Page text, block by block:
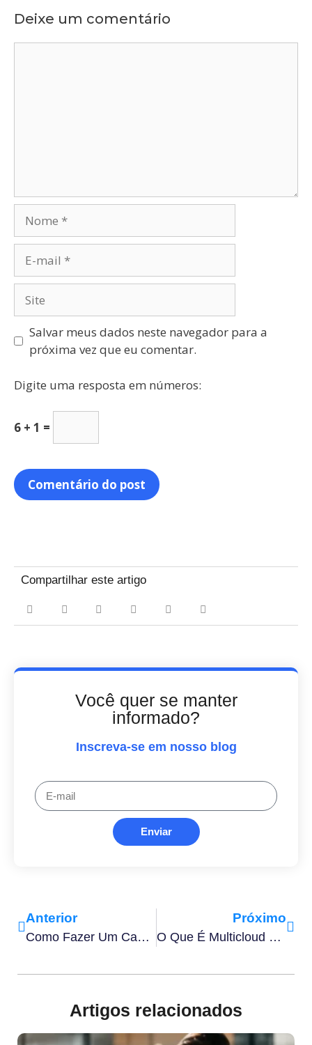
Deixe um comentário
Salvar meus dados neste navegador para a
próxima vez que eu comentar.
Digite uma resposta em números:
6 + 1 =
Compartilhar este artigo
Você quer se manter
informado?
Inscreva-se em nosso blog
Enviar
Anterior
Como Fazer Um Cancelamento De Contrato E Quais Regras Seguir
Próximo
O Que É Multicloud E Quais São As Características Do Serviço Em Nuvem
Artigos relacionados